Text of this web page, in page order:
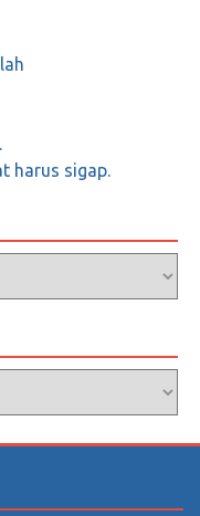
Agama Kami
Flo
harus sigap.